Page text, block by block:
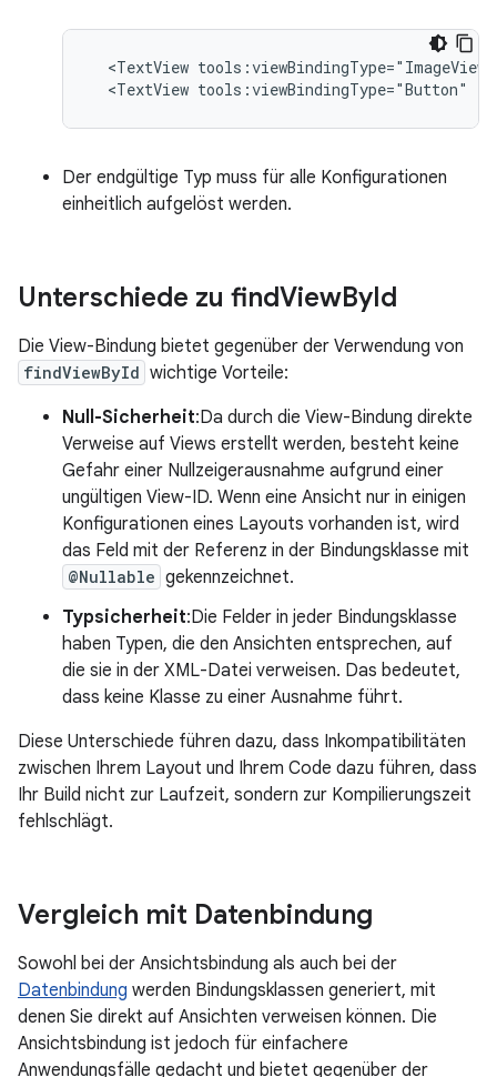
<TextView tools:viewBindingType="ImageView"
<TextView tools:viewBindingType="Button"
Der endgültige Typ muss für alle Konfigurationen
einheitlich aufgelöst werden.
Unterschiede zu findViewById
Die View-Bindung bietet gegenüber der Verwendung von
findViewById wichtige Vorteile:
Null-Sicherheit:Da durch die View-Bindung direkte
Verweise auf Views erstellt werden, besteht keine
Gefahr einer Nullzeigerausnahme aufgrund einer
ungültigen View-ID. Wenn eine Ansicht nur in einigen
Konfigurationen eines Layouts vorhanden ist, wird
das Feld mit der Referenz in der Bindungsklasse mit
@Nullable gekennzeichnet.
Typsicherheit:Die Felder in jeder Bindungsklasse
haben Typen, die den Ansichten entsprechen, auf
die sie in der XML-Datei verweisen. Das bedeutet,
dass keine Klasse zu einer Ausnahme führt.
Diese Unterschiede führen dazu, dass Inkompatibilitäten
zwischen Ihrem Layout und Ihrem Code dazu führen, dass
Ihr Build nicht zur Laufzeit, sondern zur Kompilierungszeit
fehlschlägt.
Vergleich mit Datenbindung
Sowohl bei der Ansichtsbindung als auch bei der
Datenbindung werden Bindungsklassen generiert, mit
denen Sie direkt auf Ansichten verweisen können. Die
Ansichtsbindung ist jedoch für einfachere
Anwendungsfälle gedacht und bietet gegenüber der